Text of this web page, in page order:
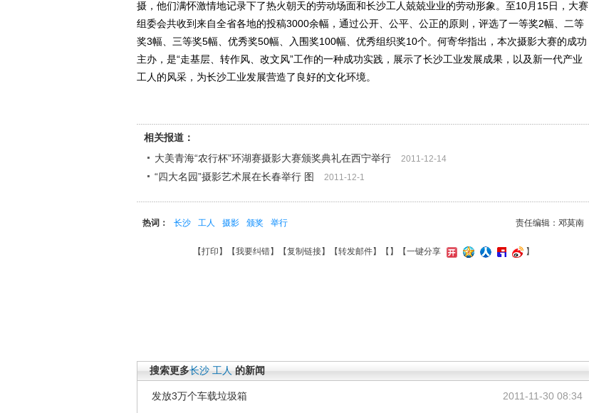
摄，他们满怀激情地记录下了热火朝天的劳动场面和长沙工人兢兢业业的劳动形象。至10月15日，大赛
组委会共收到来自全省各地的投稿3000余幅，通过公开、公平、公正的原则，评选了一等奖2幅、二等
奖3幅、三等奖5幅、优秀奖50幅、入围奖100幅、优秀组织奖10个。何寄华指出，本次摄影大赛的成功
主办，是“走基层、转作风、改文风”工作的一种成功实践，展示了长沙工业发展成果，以及新一代产业
工人的风采，为长沙工业发展营造了良好的文化环境。
相关报道：
大美青海“农行杯”环湖赛摄影大赛颁奖典礼在西宁举行
2011-12-14
“四大名园”摄影艺术展在长春举行 图 2011-12-1
责任编辑：邓莫南
热词： 长沙 工人 摄影 颁奖 举行
【打印 】【我要纠错】【复制链接】【转发邮件】【 】 【一键分享 】
搜索更多长沙 工人 的新闻
2011-11-30 08:34
发放3万个车载垃圾箱